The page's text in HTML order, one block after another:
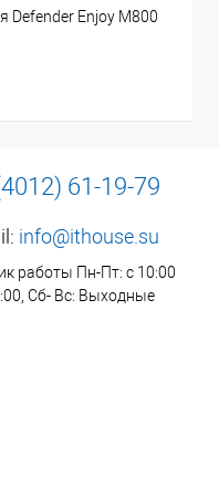
Defender Enjoy M800
61-19-79
info@ithouse.su
работы Пн-Пт: с 10:00
Сб- Вс: Выходные